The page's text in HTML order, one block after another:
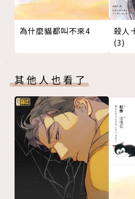
為什麼貓都叫不來4
殺人
(3)
其他人也看了